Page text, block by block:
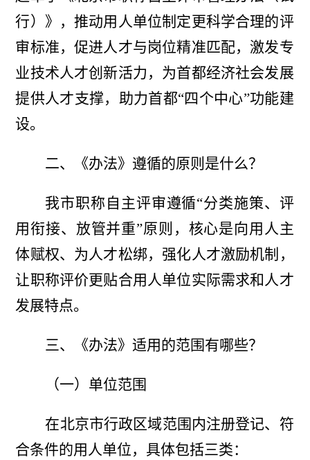
行）》，推动用人单位制定更科学合理的评
审标准，促进人才与岗位精准匹配，激发专
业技术人才创新活力，为首都经济社会发展
提供人才支撑，助力首都“四个中心”功能建
设。
二、《办法》遵循的原则是什么？
我市职称自主评审遵循“分类施策、评
用衔接、放管并重”原则，核心是向用人主
体赋权、为人才松绑，强化人才激励机制，
让职称评价更贴合用人单位实际需求和人才
发展特点。
三、《办法》适用的范围有哪些？
（一）单位范围
在北京市行政区域范围 内注册登记、符
合条件的用人单位，具体包括三类：